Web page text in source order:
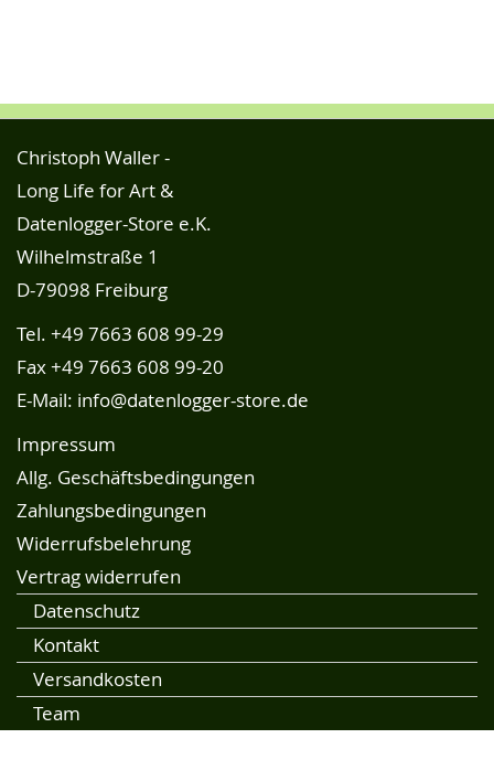
Christoph Waller -
Long Life for Art &
Datenlogger-Store e.K.
Wilhelmstraße 1
D-79098 Freiburg
Tel. +49 7663 608 99-29
Fax +49 7663 608 99-20
E-Mail: info@datenlogger-store.de
Impressum
Allg. Geschäftsbedingungen
Zahlungsbedingungen
Widerrufsbelehrung
Vertrag widerrufen
Datenschutz
Kontakt
Versandkosten
Team